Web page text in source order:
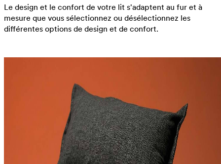
Le design et le confort de votre lit s'adaptent au fur et à
mesure que vous sélectionnez ou désélectionnez les
différentes options de design et de confort.